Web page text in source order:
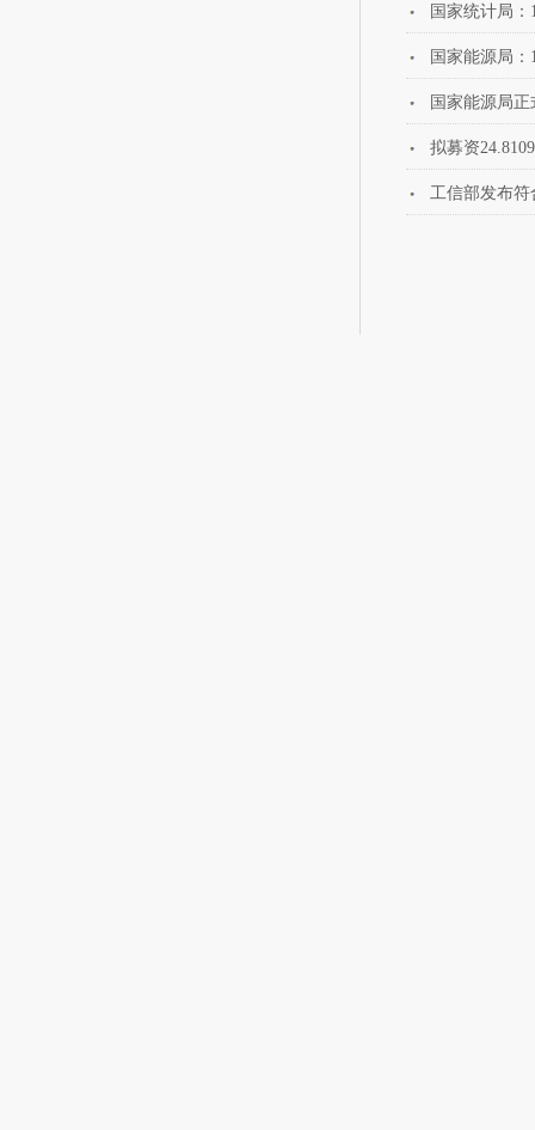
国家统计局
国家能源局
国家能源局
拟募资
工信部发布